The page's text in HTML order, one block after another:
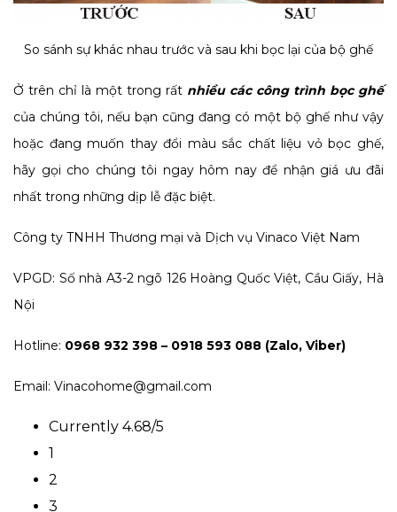
So sánh sự khác nhau trước và sau khi bọc lại của bộ ghế
Ở trên chỉ là một trong rất nhiều các công trình bọc ghế
của chúng tôi, nếu bạn cũng đang có một bộ ghế như vậy
hoặc đang muốn thay đổi màu sắc chất liệu vỏ bọc ghế,
hãy gọi cho chúng tôi ngay hôm nay để nhận giá ưu đãi
nhất trong những dịp lễ đặc biệt.
Công ty TNHH Thương mại và Dịch vụ Vinaco Việt Nam
VPGD: Số nhà A3-2 ngõ 126 Hoàng Quốc Việt, Cầu Giấy, Hà
Nội
Hotline: 0968 932 398 – 0918 593 088 (Zalo, Viber)
Email: Vinacohome@gmail.com
Currently 4.68/5
1
2
3